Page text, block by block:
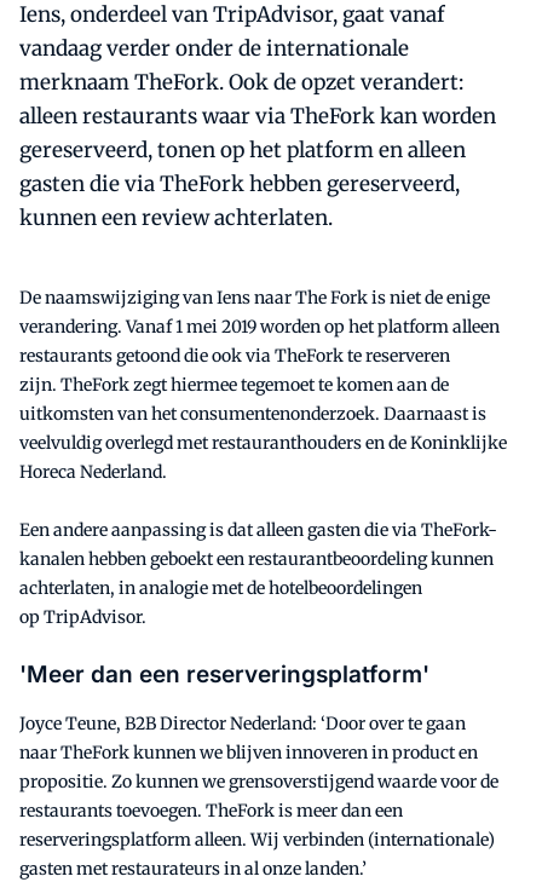
Iens, onderdeel van TripAdvisor, gaat vanaf
vandaag verder onder de internationale
merknaam TheFork. Ook de opzet verandert:
alleen restaurants waar via TheFork kan worden
gereserveerd, tonen op het platform en alleen
gasten die via TheFork hebben gereserveerd,
kunnen een review achterlaten.
De naamswijziging van Iens naar The Fork is niet de enige
verandering. Vanaf 1 mei 2019 worden op het platform alleen
restaurants getoond die ook via TheFork te reserveren
zijn. TheFork zegt hiermee tegemoet te komen aan de
uitkomsten van het consumentenonderzoek. Daarnaast is
veelvuldig overlegd met restauranthouders en de Koninklijke
Horeca Nederland.
Een andere aanpassing is dat alleen gasten die via TheFork-
kanalen hebben geboekt een restaurantbeoordeling kunnen
achterlaten, in analogie met de hotelbeoordelingen
op TripAdvisor.
'Meer dan een reserveringsplatform'
Joyce Teune, B2B Director Nederland: ‘Door over te gaan
naar TheFork kunnen we blijven innoveren in product en
propositie. Zo kunnen we grensoverstijgend waarde voor de
restaurants toevoegen. TheFork is meer dan een
reserveringsplatform alleen. Wij verbinden (internationale)
gasten met restaurateurs in al onze landen.’